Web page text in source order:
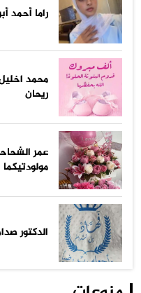
راما أحمد أبو رمان ..
ريحان
الدكتور صدام